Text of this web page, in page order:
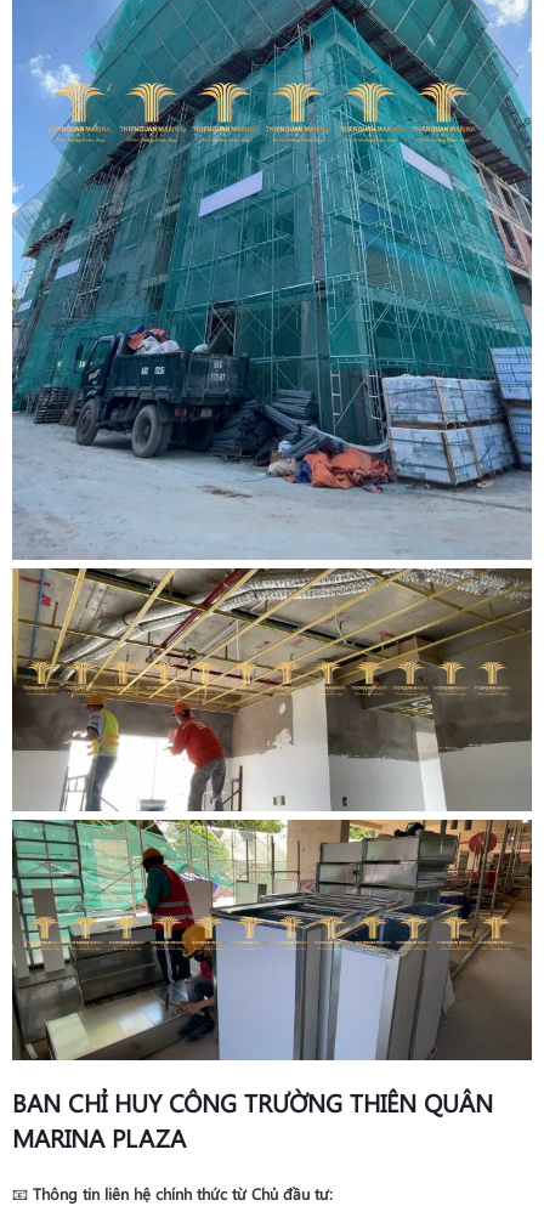
BAN CHỈ HUY CÔNG TRƯỜNG THIÊN QUÂN
MARINA PLAZA
📧 Thông tin liên hệ chính thức từ Chủ đầu tư: